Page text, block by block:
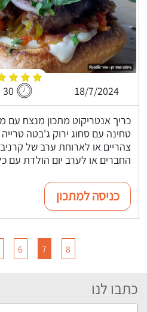
18/7/2024 30 דקות
כריך אנטריקוט מתכון מנצח עם
טחינה עם סחוג ירוק ג'בטה
צהריים או לארוחת ערב של
החברים או לערב יום הולדת עם
כניסה למתכון
6 7 8
כתבו לנו